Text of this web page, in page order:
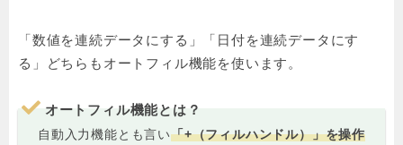
「数値を連続データにする」「日付を連続データにす
る」どちらもオートフィル機能を使います。
オートフィル機能とは？
自動入力機能とも言い「+（フィルハンドル）」を操作